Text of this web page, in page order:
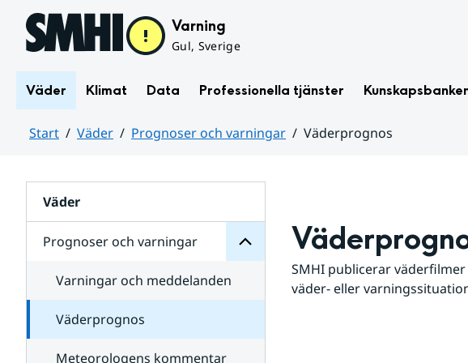
Hoppa till sidans innehåll Varning
Gul, Sverige
Väder Klimat Data Professionella tjänster
Start Väder Prognoser och varningar
Väderprognos
Väder
Prognoser och varningar
för
varningar
Varningar och meddelanden
Väderprognos
Meteorologens kommentar
SMHI publicerar
väder- eller